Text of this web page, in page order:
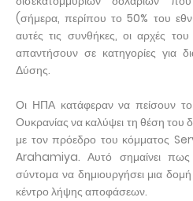
(σήμερα, περίπου το 50% του
αυτές τις συνθήκες, οι αρχές
απαντήσουν σε κατηγορίες για
Δύσης.
Οι ΗΠΑ κατάφεραν να πείσουν
Ουκρανίας να καλύψει τη θέση του
με τον πρόεδρο του κόμματος
Arahamiya. Αυτό σημαίνει
σύντομα να δημιουργήσει μια
κέντρο λήψης αποφάσεων.